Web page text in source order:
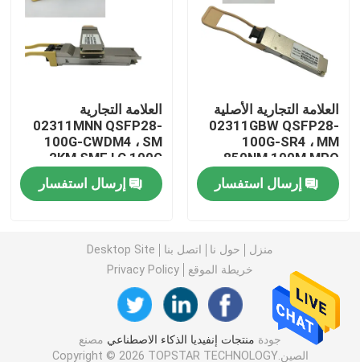
وحدة 25G SFP28
جهاز الإرسال والاستقبال البصري Finisar
بطاقة محول الشبكة
مفتاح Brocade SAN
رخصة بروكيد POD
العلامة التجارية الأصلية
02311GBW QSFP28-
100G-SR4 ، MM
850NM 100M MPO
100G QSFP28 Module
إرسال استفسار
العلامة التجارية
02311MNN QSFP28-
100G-CWDM4 ، SM
2KM SMF LC 100G
QSFP28 Module
إرسال استفسار
منزل حول نا اتصل بنا
Desktop Site
خريطة الموقع
Privacy Policy
جودة منتجات إنفيديا الذكاء الاصطناعي مصنع
الصين.Copyright © 2026 TOPSTAR TECHNOLOGY